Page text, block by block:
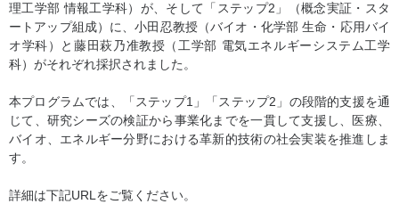
理工学部 情報工学科）が、そして「ステップ2」（概念実証・スタ
ートアップ組成）に、小田忍教授（バイオ・化学部 生命・応用バイ
オ学科）と藤田萩乃准教授（工学部 電気エネルギーシステム工学
科）がそれぞれ採択されました。
本プログラムでは、「ステップ1」「ステップ2」の段階的支援を通
じて、研究シーズの検証から事業化までを一貫して支援し、医療、
バイオ、エネルギー分野における革新的技術の社会実装を推進しま
す。
詳細は下記URLをご覧ください。